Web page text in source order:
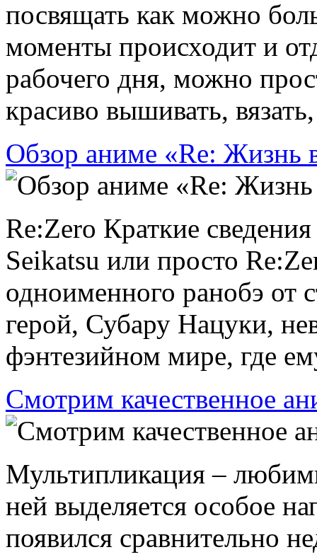
посвящать как можно
моменты происходит и
рабочего дня, можно
красиво вышивать,
Обзор аниме «Re: Жизнь
Re:Zero Краткие
Seikatsu или просто
одноименного ранобэ от
герой, Субару Нацуки,
фэнтезийном мире, где
Смотрим качественное
Мультипликация –
ней выделяется особое
появился сравнительно